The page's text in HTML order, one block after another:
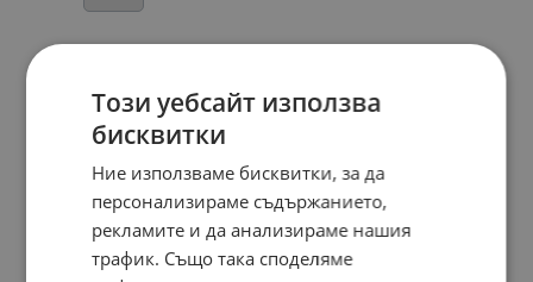
Този уебсайт използва
бисквитки
Ние използваме бисквитки, за да
персонализираме съдържанието,
рекламите и да анализираме нашия
трафик. Също така споделяме